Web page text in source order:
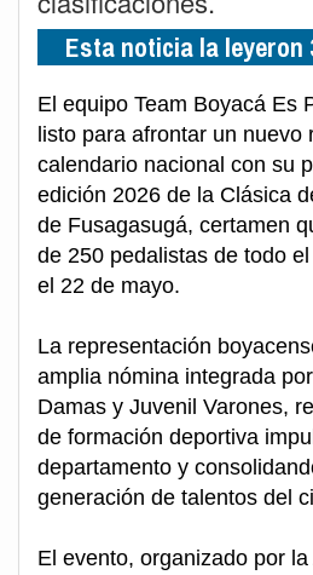
Esta noticia la leyeron
El equipo Team Boyacá Es
listo para afrontar un nuevo
calendario nacional con su
edición 2026 de la Clásica
de Fusagasugá, certamen
de 250 pedalistas de todo
el 22 de mayo.
La representación
amplia nómina integrada
Damas y Juvenil Varones,
de formación deportiva
departamento y
generación de talentos del
El evento, organizado por